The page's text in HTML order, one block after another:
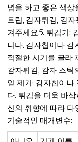
념을 하고 좋은 색상
트립, 감자튀김, 감
겨주세요.5. 튀김기:
니다. 감자칩이나 감
적절한 시기를 골라
감자튀김, 감자 스틱
일 제거: 감자칩이나
다. 튀김을 더욱 바
신의 취향에 따라 다
기술적인 매개변수: